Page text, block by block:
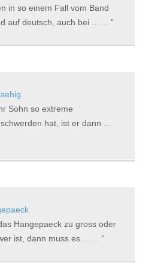
in so einem Fall vom Band
auf deutsch, auch bei ... ...
Sohn so extreme
hat, ist er dann ...
Hangepaeck zu gross oder
ist, dann muss es ... ...